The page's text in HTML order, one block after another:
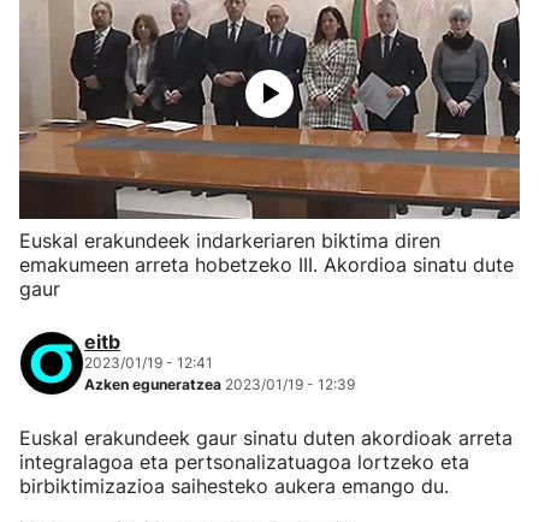
Euskal erakundeek indarkeriaren biktima diren
emakumeen arreta hobetzeko III. Akordioa sinatu dute
gaur
eitb
2023/01/19 - 12:41
Azken eguneratzea 2023/01/19 - 12:39
Euskal erakundeek gaur sinatu duten akordioak arreta
integralagoa eta pertsonalizatuagoa lortzeko eta
birbiktimizazioa saihesteko aukera emango du.